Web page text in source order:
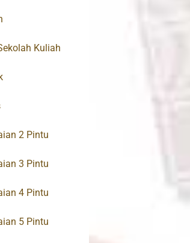
Kuliah
2 Pintu
3 Pintu
4 Pintu
5 Pintu